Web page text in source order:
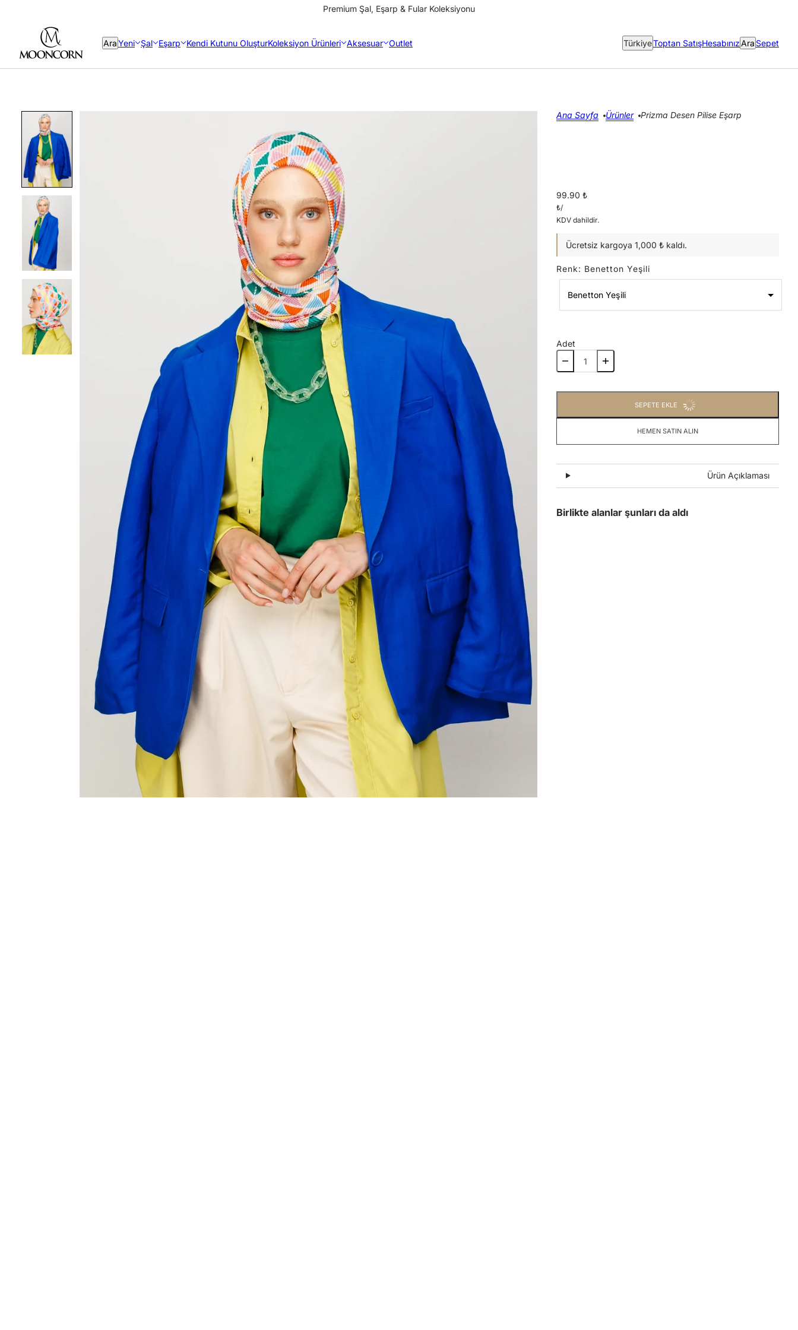
Premium Şal, Eşarp & Fular Koleksiyonu
AraYeni Şal Eşarp Kendi Kutunu OluşturKoleksiyon Ürünleri Aksesuar Outlet Ülke seçici
TürkiyeToptan SatışHesabınızAra Sepet
Ana Sayfa Ürünler Prizma Desen Pilise Eşarp
99.90 ₺
₺/
KDV dahildir.
Ücretsiz kargoya 1,000 ₺ kaldı.
Renk: Benetton Yeşili
Benetton Yeşili
Benetton Yeşili
Adet
SEPETE EKLE
HEMEN SATIN ALIN
Ürün Açıklaması
Birlikte alanlar şunları da aldı